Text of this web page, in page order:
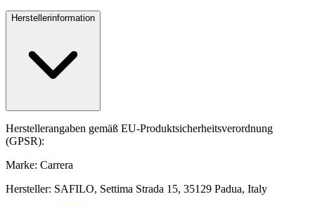
Herstellerinformation
Herstellerangaben gemäß EU-Produktsicherheitsverordnung
(GPSR):
Marke: Carrera
Hersteller: SAFILO, Settima Strada 15, 35129 Padua, Italy